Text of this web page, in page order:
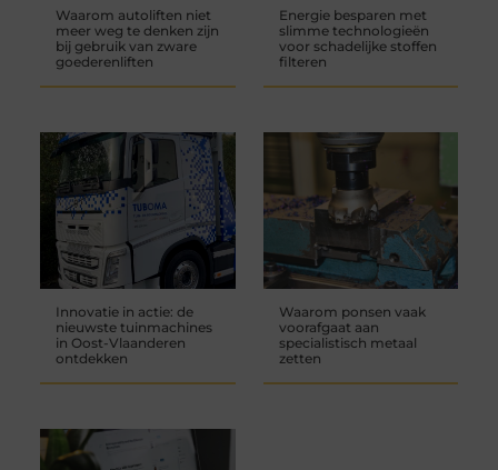
Waarom autoliften niet
meer weg te denken zijn
bij gebruik van zware
goederenliften
Energie besparen met
slimme technologieën
voor schadelijke stoffen
filteren
Innovatie in actie: de
nieuwste tuinmachines
in Oost-Vlaanderen
ontdekken
Waarom ponsen vaak
voorafgaat aan
specialistisch metaal
zetten